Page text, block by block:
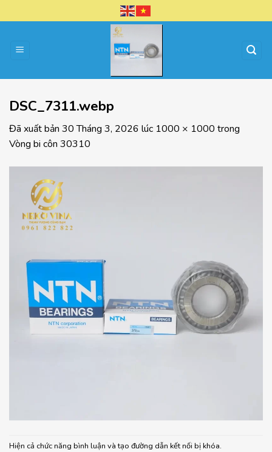
đến
dung
DSC_7311.webp
Đã xuất bản 30 Tháng 3, 2026 lúc 1000 × 1000 trong
Vòng bi côn 30310
Hiện cả chức năng bình luận và tạo đường dẫn kết nối bị khóa.